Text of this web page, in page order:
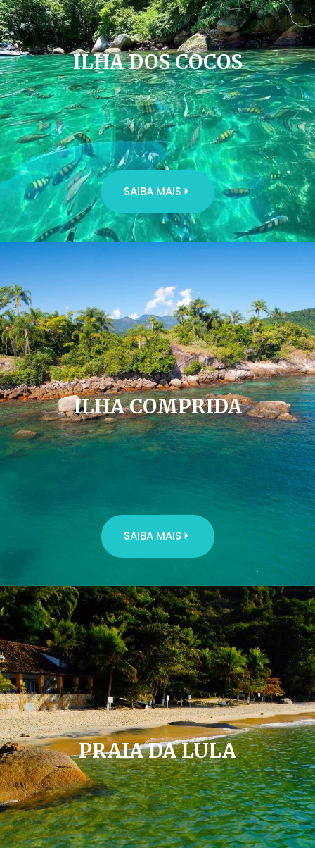
ILHA DOS COCOS
SAIBA MAIS
ILHA COMPRIDA
SAIBA MAIS
PRAIA DA LULA